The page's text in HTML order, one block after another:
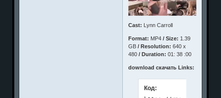
Cast: Lynn Carroll
Format: MP4 / Size: 1.39
GB / Resolution:640 x
480 / Duration:01: 38 :00
download скачать Links:
Код: